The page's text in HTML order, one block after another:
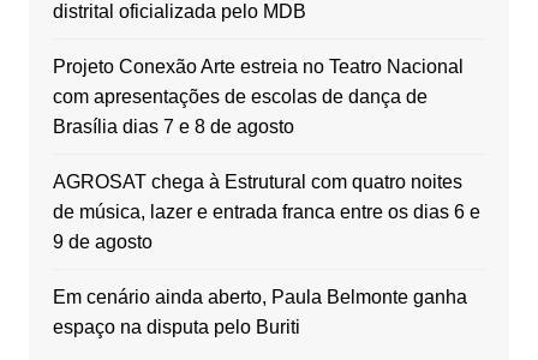
distrital oficializada pelo MDB
Projeto Conexão Arte estreia no Teatro Nacional
com apresentações de escolas de dança de
Brasília dias 7 e 8 de agosto
AGROSAT chega à Estrutural com quatro noites
de música, lazer e entrada franca entre os dias 6 e
9 de agosto
Em cenário ainda aberto, Paula Belmonte ganha
espaço na disputa pelo Buriti